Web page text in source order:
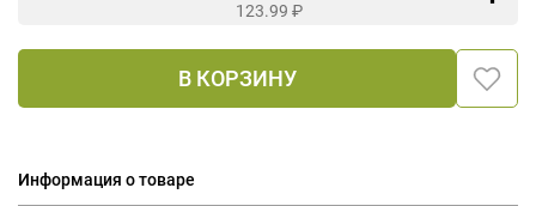
123.99 ₽
В КОРЗИНУ
Информация о товаре